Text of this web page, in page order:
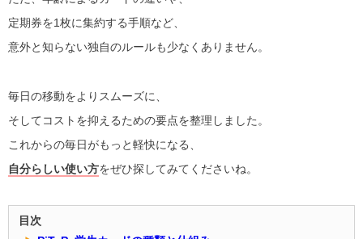
定期券を1枚に集約する手順など、
意外と知らない独自のルールも少なくありません。
毎日の移動をよりスムーズに、
そしてコストを抑えるための要点を整理しました。
これからの毎日がもっと軽快になる、
自分らしい使い方をぜひ探してみてくださいね。
目次